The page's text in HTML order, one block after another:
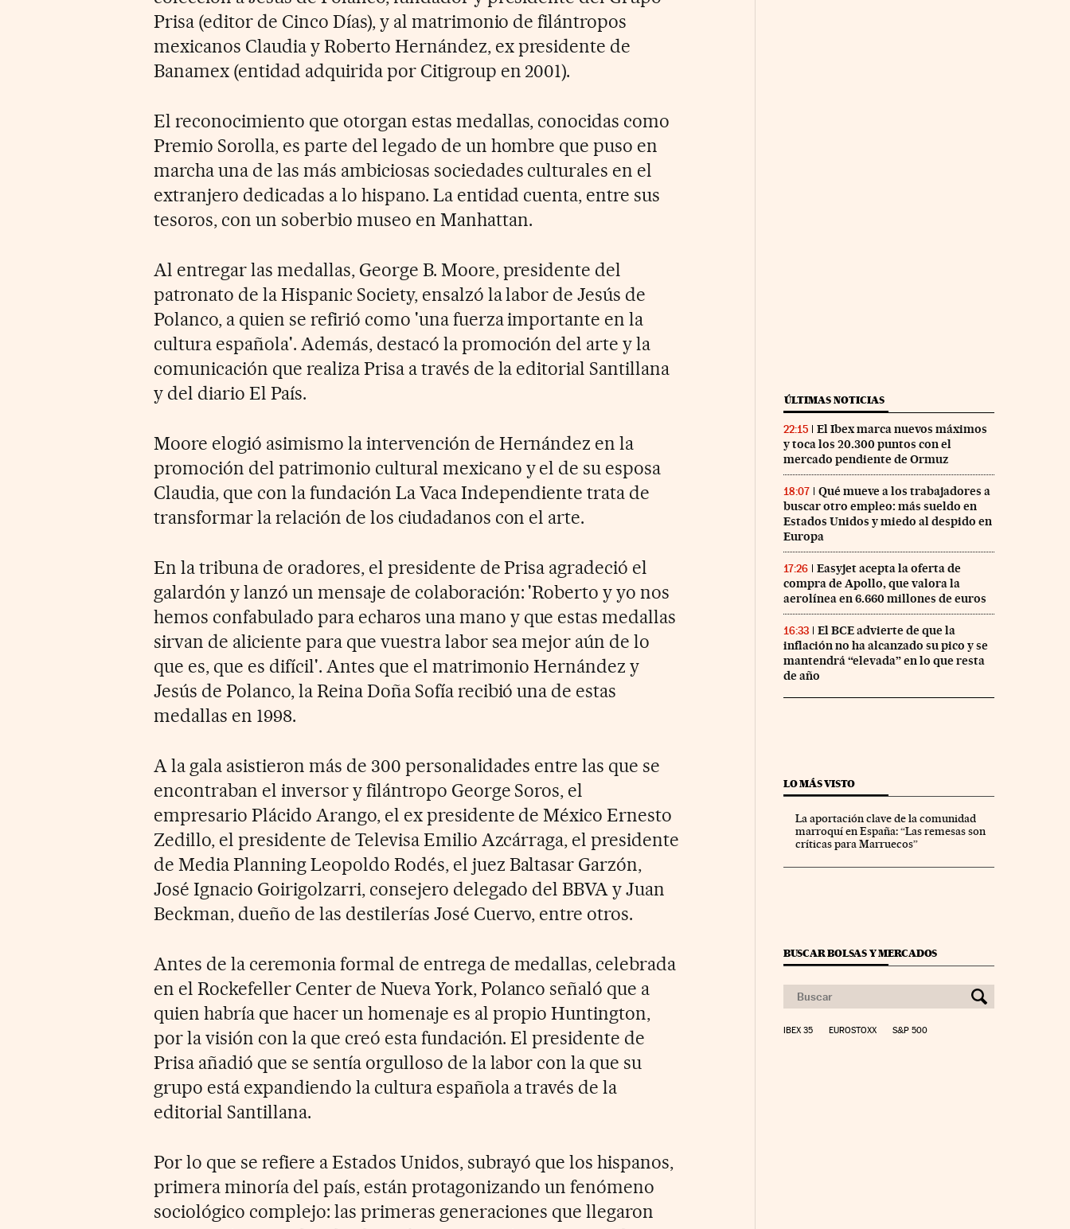
Prisa (editor de Cinco Días), y al matrimonio de filántropos
mexicanos Claudia y Roberto Hernández, ex presidente de
Banamex (entidad adquirida por Citigroup en 2001).
El reconocimiento que otorgan estas medallas, conocidas como
Premio Sorolla, es parte del legado de un hombre que puso en
marcha una de las más ambiciosas sociedades culturales en el
extranjero dedicadas a lo hispano. La entidad cuenta, entre sus
tesoros, con un soberbio museo en Manhattan.
Al entregar las medallas, George B. Moore, presidente del
patronato de la Hispanic Society, ensalzó la labor de Jesús de
Polanco, a quien se refirió como 'una fuerza importante en la
cultura española'. Además, destacó la promoción del arte y la
comunicación que realiza Prisa a través de la editorial Santillana
y del diario El País.
Moore elogió asimismo la intervención de Hernández en la
promoción del patrimonio cultural mexicano y el de su esposa
Claudia, que con la fundación La Vaca Independiente trata de
transformar la relación de los ciudadanos con el arte.
En la tribuna de oradores, el presidente de Prisa agradeció el
galardón y lanzó un mensaje de colaboración: 'Roberto y yo nos
hemos confabulado para echaros una mano y que estas medallas
sirvan de aliciente para que vuestra labor sea mejor aún de lo
que es, que es difícil'. Antes que el matrimonio Hernández y
Jesús de Polanco, la Reina Doña Sofía recibió una de estas
medallas en 1998.
A la gala asistieron más de 300 personalidades entre las que se
encontraban el inversor y filántropo George Soros, el
empresario Plácido Arango, el ex presidente de México Ernesto
Zedillo, el presidente de Televisa Emilio Azcárraga, el presidente
de Media Planning Leopoldo Rodés, el juez Baltasar Garzón,
José Ignacio Goirigolzarri, consejero delegado del BBVA y Juan
Beckman, dueño de las destilerías José Cuervo, entre otros.
Antes de la ceremonia formal de entrega de medallas, celebrada
en el Rockefeller Center de Nueva York, Polanco señaló que a
quien habría que hacer un homenaje es al propio Huntington,
por la visión con la que creó esta fundación. El presidente de
Prisa añadió que se sentía orgulloso de la labor con la que su
grupo está expandiendo la cultura española a través de la
editorial Santillana.
Por lo que se refiere a Estados Unidos, subrayó que los hispanos,
primera minoría del país, están protagonizando un fenómeno
sociológico complejo: las primeras generaciones que llegaron
ÚLTIMAS NOTICIAS
22:15
El Ibex marca nuevos máximos
y toca los 20.300 puntos con el
mercado pendiente de Ormuz
18:07
Qué mueve a los trabajadores a
buscar otro empleo: más sueldo en
Estados Unidos y miedo al despido en
Europa
17:26
Easyjet acepta la oferta de
compra de Apollo, que valora la
aerolínea en 6.660 millones de euros
16:33
El BCE advierte de que la
inflación no ha alcanzado su pico y se
mantendrá “elevada” en lo que resta
de año
LO MÁS VISTO
La aportación clave de la comunidad
marroquí en España: “Las remesas son
críticas para Marruecos”
BUSCAR BOLSAS Y MERCADOS
IBEX 35 EUROSTOXX S&P 500